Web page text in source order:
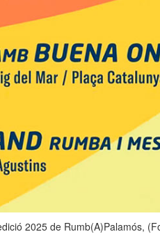
2025 de Rumb(A)Palamós,